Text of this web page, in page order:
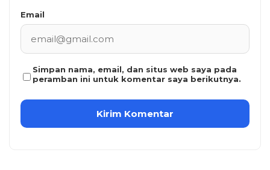
Email
Simpan nama, email, dan situs web saya pada
peramban ini untuk komentar saya berikutnya.